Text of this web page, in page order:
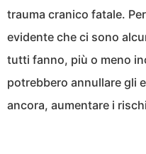
trauma cranico fatale.
evidente che ci sono
tutti fanno, più o meno
potrebbero annullare gli
ancora, aumentare i